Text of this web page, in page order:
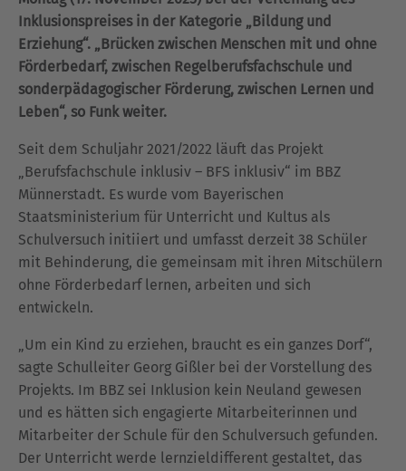
Inklusionspreises in der Kategorie „Bildung und
Erziehung“. „Brücken zwischen Menschen mit und ohne
Förderbedarf, zwischen Regelberufsfachschule und
sonderpädagogischer Förderung, zwischen Lernen und
Leben“, so Funk weiter.
Seit dem Schuljahr 2021/2022 läuft das Projekt
„Berufsfachschule inklusiv – BFS inklusiv“ im BBZ
Münnerstadt. Es wurde vom Bayerischen
Staatsministerium für Unterricht und Kultus als
Schulversuch initiiert und umfasst derzeit 38 Schüler
mit Behinderung, die gemeinsam mit ihren Mitschülern
ohne Förderbedarf lernen, arbeiten und sich
entwickeln.
„Um ein Kind zu erziehen, braucht es ein ganzes Dorf“,
sagte Schulleiter Georg Gißler bei der Vorstellung des
Projekts. Im BBZ sei Inklusion kein Neuland gewesen
und es hätten sich engagierte Mitarbeiterinnen und
Mitarbeiter der Schule für den Schulversuch gefunden.
Der Unterricht werde lernzieldifferent gestaltet, das